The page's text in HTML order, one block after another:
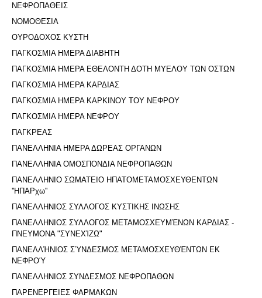
ΝΕΦΡΟΠΑΘΕΙΣ
ΝΟΜΟΘΕΣΙΑ
ΟΥΡΟΔΟΧΟΣ ΚΥΣΤΗ
ΠΑΓΚΟΣΜΙΑ ΗΜΕΡΑ ΔΙΑΒΗΤΗ
ΠΑΓΚΟΣΜΙΑ ΗΜΕΡΑ ΕΘΕΛΟΝΤΗ ΔΟΤΗ ΜΥΕΛΟΥ ΤΩΝ ΟΣΤΩΝ
ΠΑΓΚΟΣΜΙΑ ΗΜΕΡΑ ΚΑΡΔΙΑΣ
ΠΑΓΚΟΣΜΙΑ ΗΜΕΡΑ ΚΑΡΚΙΝΟΥ ΤΟΥ ΝΕΦΡΟΥ
ΠΑΓΚΟΣΜΙΑ ΗΜΕΡΑ ΝΕΦΡΟΥ
ΠΑΓΚΡΕΑΣ
ΠΑΝΕΛΛΗΝΙΑ ΗΜΕΡΑ ΔΩΡΕΑΣ ΟΡΓΑΝΩΝ
ΠΑΝΕΛΛΗΝΙΑ ΟΜΟΣΠΟΝΔΙΑ ΝΕΦΡΟΠΑΘΩΝ
ΠΑΝΕΛΛΗΝΙΟ ΣΩΜΑΤΕΙΟ ΗΠΑΤΟΜΕΤΑΜΟΣΧΕΥΘΕΝΤΩΝ
''ΗΠΑΡχω''
ΠΑΝΕΛΛΗΝΙΟΣ ΣΥΛΛΟΓΟΣ ΚΥΣΤΙΚΗΣ ΙΝΩΣΗΣ
ΠΑΝΕΛΛΗΝΙΟΣ ΣΥΛΛΟΓΟΣ ΜΕΤΑΜΟΣΧΕΥΜΈΝΩΝ ΚΑΡΔΙΑΣ -
ΠΝΕΥΜΟΝΑ "ΣΥΝΕΧΊΖΩ"
ΠΑΝΕΛΛΉΝΙΟΣ ΣΎΝΔΕΣΜΟΣ ΜΕΤΑΜΟΣΧΕΥΘΈΝΤΩΝ ΕΚ
ΝΕΦΡΟΎ
ΠΑΝΕΛΛΗΝΙΟΣ ΣΥΝΔΕΣΜΟΣ ΝΕΦΡΟΠΑΘΩΝ
ΠΑΡΕΝΕΡΓΕΙΕΣ ΦΑΡΜΑΚΩΝ